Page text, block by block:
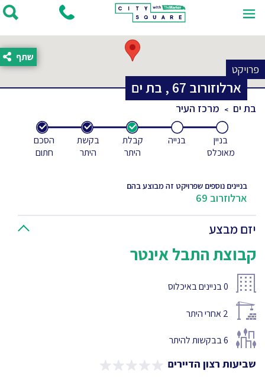
פרויקט
ארלוזורוב 67
, בת ים
שתף
בת ים מרכז העיר
בניין
מאוכלס
בנייה
קבלת
היתר
בקשת
היתר
הסכם
חתום
בניינים נוספים שפרויקט זה מבוצע בהם
ארלוזרוב 69
יזם מבצע
קבוצת התבל אינטר
0בניינים באיכלוס
2אחרי היתר
6בבקשות להיתר
שביעות רצון הדיירים